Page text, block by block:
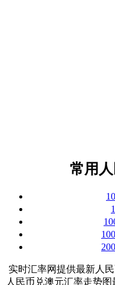
常用
实时汇率网提供最新人
人民币兑澳元汇率走势图